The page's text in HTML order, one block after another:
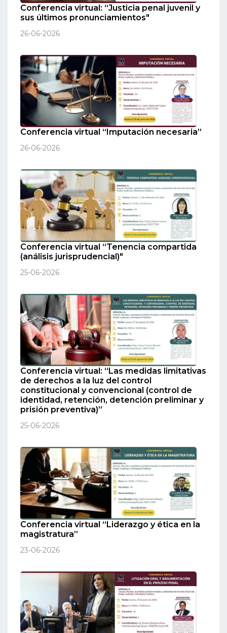
Conferencia virtual: “Justicia penal juvenil y
sus últimos pronunciamientos"
26-06-2026
Conferencia virtual “Imputación necesaria”
26-06-2026
Conferencia virtual “Tenencia compartida
(análisis jurisprudencial)"
25-06-2026
Conferencia virtual: “Las medidas limitativas
de derechos a la luz del control
constitucional y convencional (control de
identidad, retención, detención preliminar y
prisión preventiva)”
25-06-2026
Conferencia virtual “Liderazgo y ética en la
magistratura”
23-06-2026